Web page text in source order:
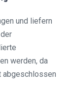
und liefern
werden, da
abgeschlossen